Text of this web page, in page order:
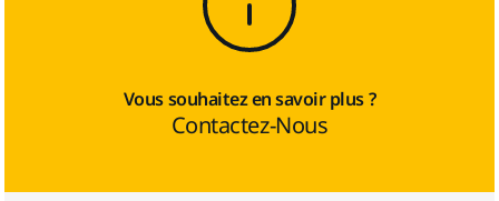
Vous souhaitez en savoir plus ?
Contactez-Nous